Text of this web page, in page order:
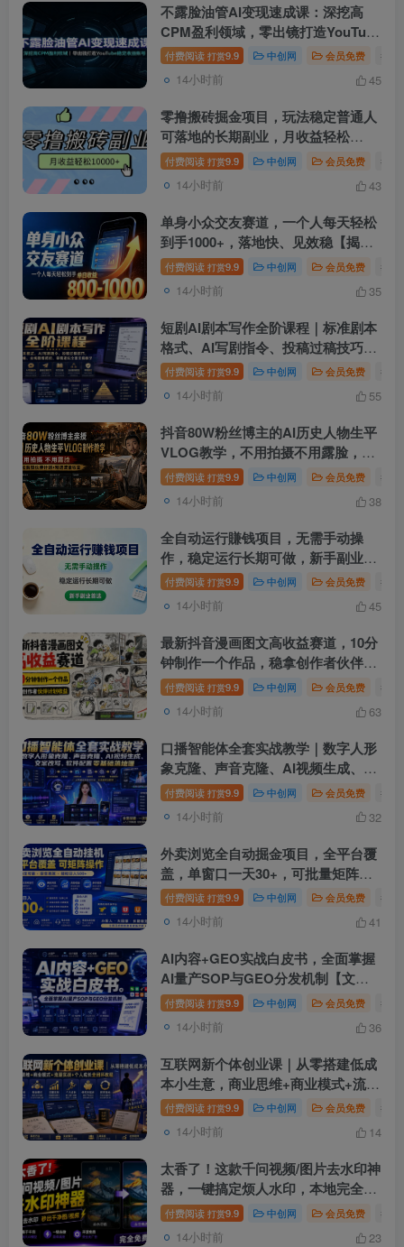
不露脸油管AI变现速成课：深挖高
CPM盈利领域，零出镜打造YouTube
稳定收益账号
付费阅读 打赏9.9 中创网 会员免费 # 不
14小时前 45
零撸搬砖掘金项目，玩法稳定普通人
可落地的长期副业，月收益轻松
10000+
付费阅读 打赏9.9 中创网 会员免费 # 零
14小时前 43
单身小众交友赛道，一个人每天轻松
到手1000+，落地快、见效稳【揭
秘】
付费阅读 打赏9.9 中创网 会员免费 # 揭
14小时前 35
短剧AI剧本写作全阶课程｜标准剧本
格式、AI写剧指令、投稿过稿技巧、
网文改编、主线剧情把控、审稿避坑
全套实操教学
付费阅读 打赏9.9 中创网 会员免费 # 短
14小时前 55
抖音80W粉丝博主的AI历史人物生平
VLOG教学，不用拍摄不用露脸，AI
帮你搞定，轻松解锁伙伴计划+精选
收益
付费阅读 打赏9.9 中创网 会员免费 # 轻
14小时前 38
全自动运行賺钱项目，无需手动操
作，稳定运行长期可做，新手副业首
选【揭秘】
付费阅读 打赏9.9 中创网 会员免费 # 揭
14小时前 45
最新抖音漫画图文高收益赛道，10分
钟制作一个作品，稳拿创作者伙伴计
划收益
付费阅读 打赏9.9 中创网 会员免费 # 最
14小时前 63
口播智能体全套实战教学｜数字人形
象克隆、声音克隆、AI视频生成、文
案改写、软件配置零基础落地课
付费阅读 打赏9.9 中创网 会员免费 # 口
14小时前 32
外卖浏览全自动掘金项目，全平台覆
盖，单窗口一天30+，可批量矩阵
做，轻松日入500+【揭秘】
付费阅读 打赏9.9 中创网 会员免费 # 轻
14小时前 41
AI内容+GEO实战白皮书，全面掌握
AI量产SOP与GEO分发机制【文
档】
付费阅读 打赏9.9 中创网 会员免费 # AI
14小时前 36
互联网新个体创业课｜从零搭建低成
本小生意，商业思维+商业模式+流量
实战+个人成长全闭环教程
付费阅读 打赏9.9 中创网 会员免费 # 互
14小时前 14
太香了！这款千问视频/图片去水印神
器，一键搞定烦人水印，本地完全免
费，浏览器拓展插件
付费阅读 打赏9.9 中创网 会员免费 # 太
14小时前 23